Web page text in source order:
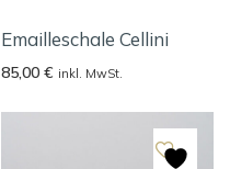
Emailleschale Cellini
85,00 € inkl. MwSt.